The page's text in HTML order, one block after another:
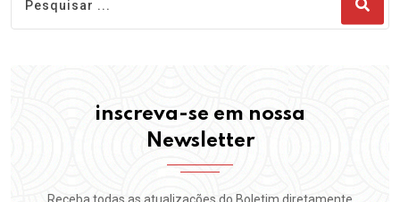
inscreva-se em nossa
Newsletter